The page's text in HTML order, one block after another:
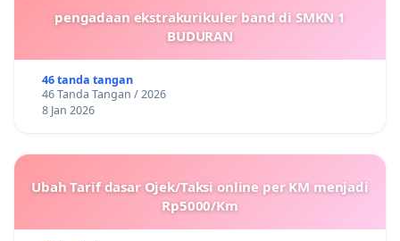
pengadaan ekstrakurikuler band di SMKN 1
BUDURAN
46 tanda tangan
46 Tanda Tangan / 2026
8 Jan 2026
Ubah Tarif dasar Ojek/Taksi online per KM menjadi
Rp5000/Km